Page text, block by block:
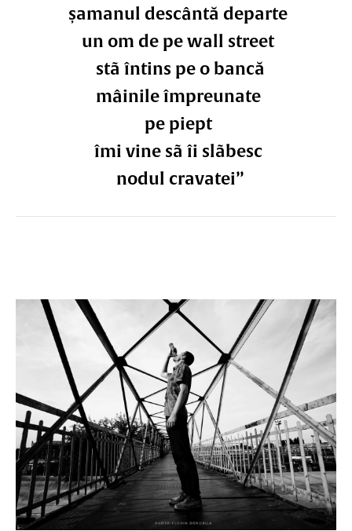
șamanul descântă departe
un om de pe wall street
stã întins pe o bancă
mâinile împreunate
pe piept
îmi vine sã îi slãbesc
nodul cravatei”